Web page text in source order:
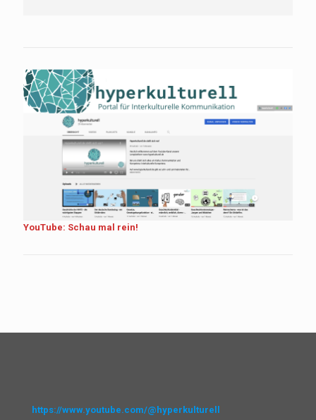
YouTube: Schau mal rein!
https://www.youtube.com/@hyperkulturell